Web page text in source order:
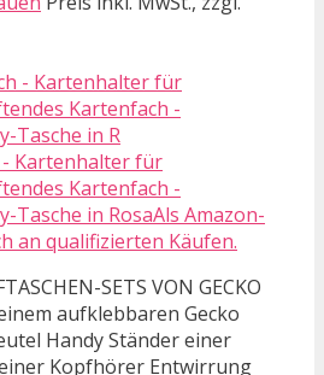
- Kartenhalter für
Kartenfach -
Tasche in RosaAls Amazon-
an qualifizierten Käufen.
SETS VON GECKO
aufklebbaren Gecko
Handy Ständer einer
Kopfhörer Entwirrung